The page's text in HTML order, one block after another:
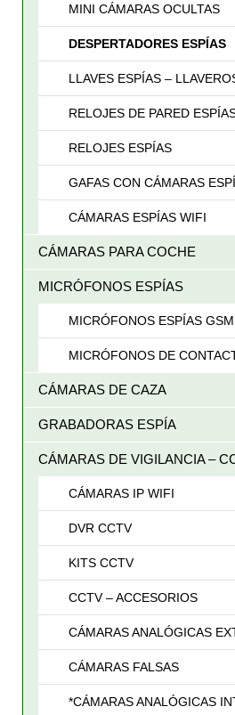
MINI CÁMARAS OCULTAS
DESPERTADORES ESPÍAS
LLAVES ESPÍAS –
RELOJES DE PARED
RELOJES ESPÍAS
GAFAS CON CÁMARAS
CÁMARAS ESPÍAS WIFI
CÁMARAS PARA COCHE
MICRÓFONOS ESPÍAS
MICRÓFONOS ESPÍAS GSM
MICRÓFONOS DE
CÁMARAS DE CAZA
GRABADORAS ESPÍA
CÁMARAS DE VIGILANCIA –
CÁMARAS IP WIFI
DVR CCTV
KITS CCTV
CCTV – ACCESORIOS
CÁMARAS ANALÓGICAS
CÁMARAS FALSAS
*CÁMARAS ANALÓGICAS